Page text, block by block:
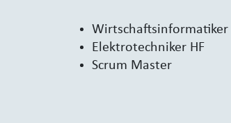
Wirtschaftsinformatiker
Elektrotechniker HF
Scrum Master